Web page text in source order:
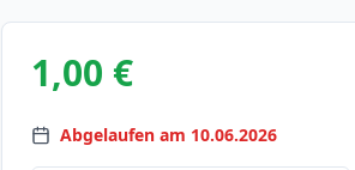
1,00 €
Abgelaufen am 10.06.2026